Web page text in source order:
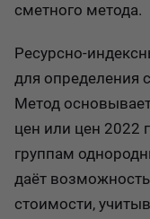
сметного метода.
Ресурсно-
для определения
Метод
цен или цен 2022
группам
даёт
стоимости,